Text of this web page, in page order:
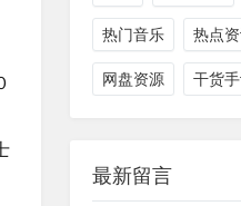
热门音乐 热点
网盘资源 干货
最新留言